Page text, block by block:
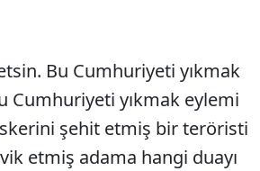
Bu Cumhuriyeti yıkmak
Cumhuriyeti yıkmak eylemi
şehit etmiş bir teröristi
etmiş adama hangi duayı